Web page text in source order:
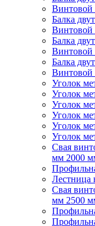
Винтовой
Балка
Винтовой
Балка
Винтовой
Балка
Винтовой
Уголок
Уголок
Уголок
Уголок
Уголок
Уголок
Свая
мм 2000
Лестница
Свая
мм 2500